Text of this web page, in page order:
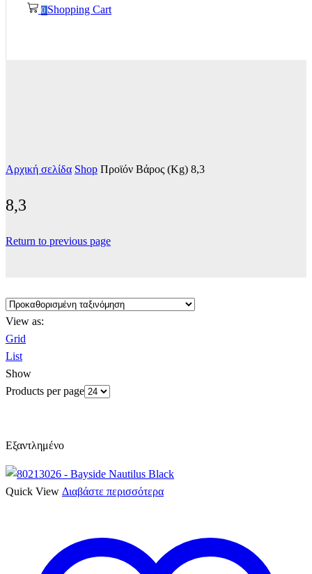
0 Shopping Cart
Αρχική σελίδα Shop Προϊόν Βάρος (Kg) 8,3
8,3
Return to previous page
View as:
Grid
List
Show
Products per page
Εξαντλημένο
Quick View Διαβάστε περισσότερα